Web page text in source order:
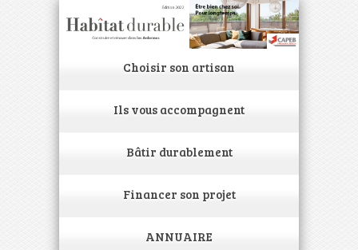
Choisir son artisan
Ils vous accompagnent
Bâtir durablement
Financer son projet
ANNUAIRE